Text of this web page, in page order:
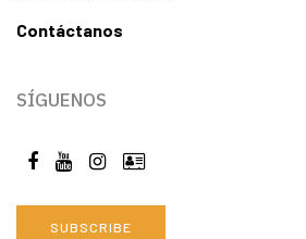
Contáctanos
SÍGUENOS
SUBSCRIBE